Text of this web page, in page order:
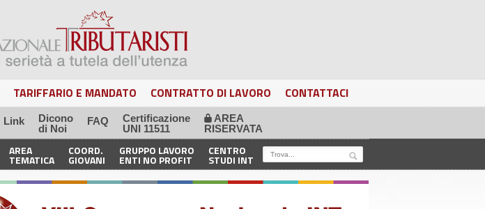
TARIFFARIO E MANDATO CONTRATTO DI LAVORO CONTATTACI
Link
Dicono
di Noi
FAQ
Certificazione
UNI 11511
🔒 AREA
RISERVATA
AREA
TEMATICA
COORD.
GIOVANI
GRUPPO LAVORO
ENTI NO PROFIT
CENTRO
STUDI INT